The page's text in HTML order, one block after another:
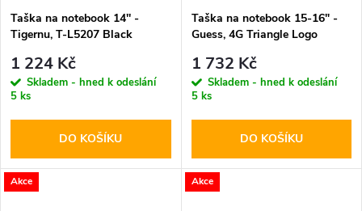
Taška na notebook 14'' -
Tigernu, T-L5207 Black
1 224 Kč
Skladem - hned k odeslání
5 ks
DO KOŠÍKU
Taška na notebook 15-16" -
Guess, 4G Triangle Logo
1 732 Kč
Skladem - hned k odeslání
5 ks
DO KOŠÍKU
Akce Akce